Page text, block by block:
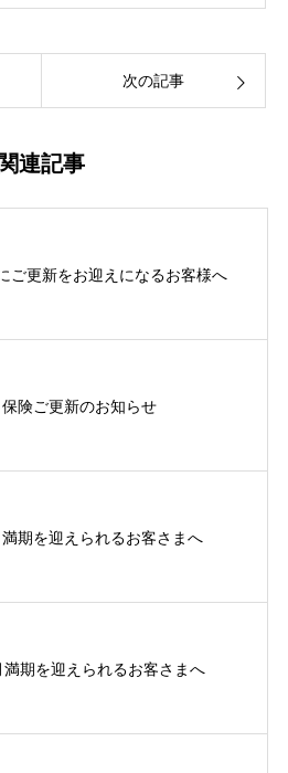
次の記事
関連記事
ご更新をお迎えになるお客様へ
保険ご更新のお知らせ
満期を迎えられるお客さまへ
満期を迎えられるお客さまへ